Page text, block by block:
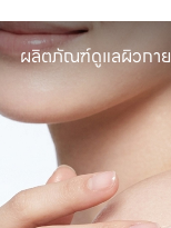
ผลิตภัณฑ์ดูแลผิวกาย